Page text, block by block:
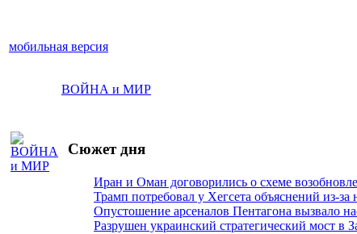
мобильная версия
ВОЙНА и МИР
Сюжет дня
Иран и Оман договорились о схеме
Трамп потребовал у Хегсета объяснений из-за
Опустошение арсеналов Пентагона вызвало
Разрушен украинский стратегический мост в